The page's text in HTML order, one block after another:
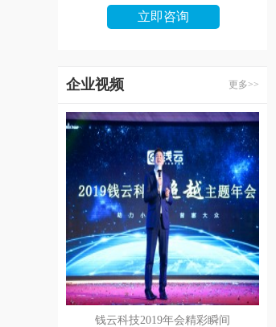
立即咨询
企业视频 更多>>
钱云科技2019年会精彩瞬间